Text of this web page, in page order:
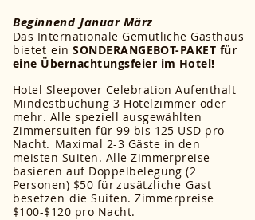
Beginnend Januar März
Das Internationale Gemütliche Gasthaus
bietet einSONDERANGEBOT-PAKET für
eine Übernachtungsfeier im Hotel!
Hotel Sleepover Celebration Aufenthalt
Mindestbuchung 3 Hotelzimmer oder
mehr. Alle speziell ausgewählten
Zimmersuiten für 99 bis 125 USD pro
Nacht. Maximal 2-3 Gäste in den
meisten Suiten. Alle Zimmerpreise
basieren auf Doppelbelegung (2
Personen) $50 fürzusätzliche Gast
besetzen die Suiten. Zimmerpreise
$100-$120 pro Nacht.